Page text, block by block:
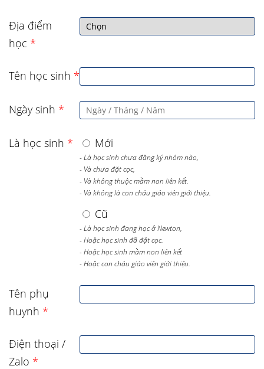
Địa điểm
học *
Tên học sinh *
Ngày sinh *
Là học sinh * Mới
- Là học sinh chưa đăng ký nhóm nào,
- Và chưa đặt cọc,
- Và không thuộc mầm non liên kết.
- Và không là con cháu giáo viên giới thiệu.
Cũ
- Là học sinh đang học ở Newton,
- Hoặc học sinh đã đặt cọc.
- Hoặc học sinh mầm non liên kết
- Hoặc con cháu giáo viên giới thiệu.
Tên phụ
huynh *
Điện thoại /
Zalo *